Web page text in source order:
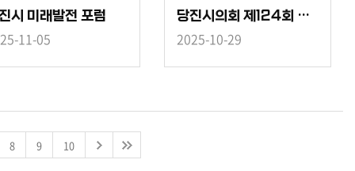
시 미래발전 포럼
11-05
당진시의회 제124회 제2차 본회의
2025-10-29
8 9 10